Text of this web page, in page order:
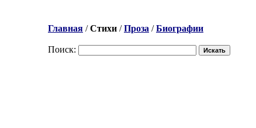
Главная /Стихи /Проза /Биографии
Поиск: